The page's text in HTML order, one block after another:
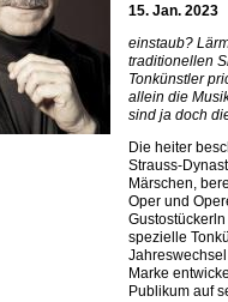
15. Jan. 2023
einstaub?
traditionellen
Tonkünstler
allein die
sind ja doch
Die heiter
Strauss-
Märschen,
Oper und
spezielle
Marke
Publikum auf